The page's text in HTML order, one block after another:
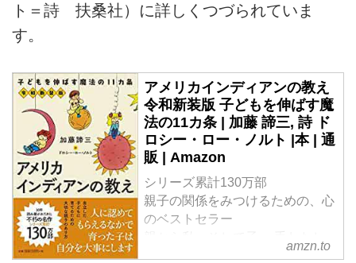
ト＝詩 扶桑社）に詳しくつづられていま
す。
アメリカインディアンの教え
令和新装版 子どもを伸ばす魔
法の11カ条 | 加藤 諦三, 詩 ド
ロシー・ロー・ノルト |本 | 通
販 | Amazon
シリーズ累計130万部
親子の関係をみつけるための、心
のベストセラー
amzn.to